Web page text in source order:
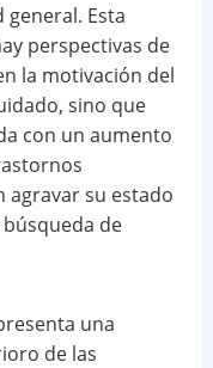
Esta
perspectivas de
la motivación del
sino que
con un aumento
agravar su estado
de
una
de las